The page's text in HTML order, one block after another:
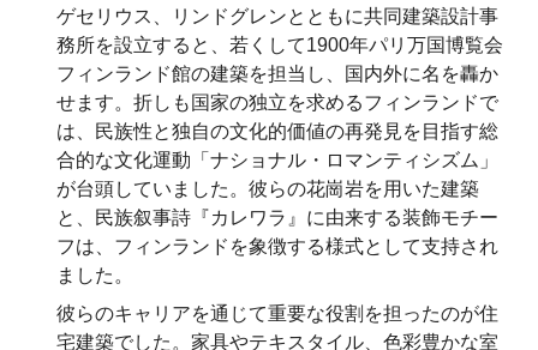
ゲセリウス、リンドグレンとともに共同建築設計事
務所を設立すると、若くして1900年パリ万国博覧会
フィンランド館の建築を担当し、国内外に名を轟か
せます。折しも国家の独立を求めるフィンランドで
は、民族性と独自の文化的価値の再発見を目指す総
合的な文化運動「ナショナル・ロマンティシズム」
が台頭していました。彼らの花崗岩を用いた建築
と、民族叙事詩『カレワラ』に由来する装飾モチー
フは、フィンランドを象徴する様式として支持され
ました。
彼らのキャリアを通じて重要な役割を担ったのが住
宅建築でした。家具やテキスタイル、色彩豊かな室